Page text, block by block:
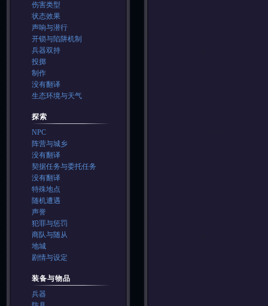
伤害类型
状态效果
声响与潜行
开锁与陷阱机制
兵器双持
投掷
制作
没有翻译
生态环境与天气
探索
NPC
阵营与城乡
没有翻译
契据任务与委托任务
没有翻译
特殊地点
随机遭遇
声誉
犯罪与惩罚
商队与随从
地城
剧情与设定
装备与物品
兵器